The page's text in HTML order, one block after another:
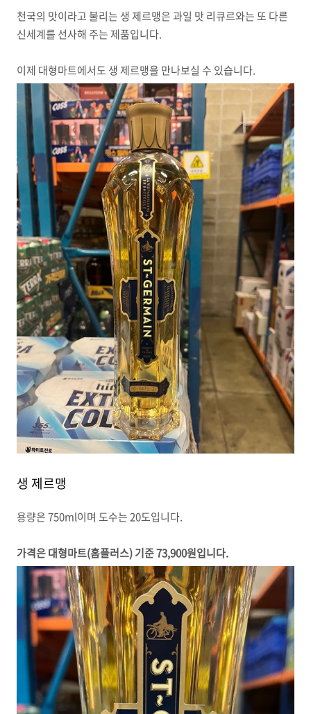
천국의 맛이라고 불리는 생 제르맹은 과일 맛 리큐르와는 또 다른
신세계를 선사해 주는 제품입니다.
이제 대형마트에서도 생 제르맹을 만나보실 수 있습니다.
생 제르맹
용량은 750ml이며 도수는 20도입니다.
가격은 대형마트(홈플러스) 기준 73,900원입니다.